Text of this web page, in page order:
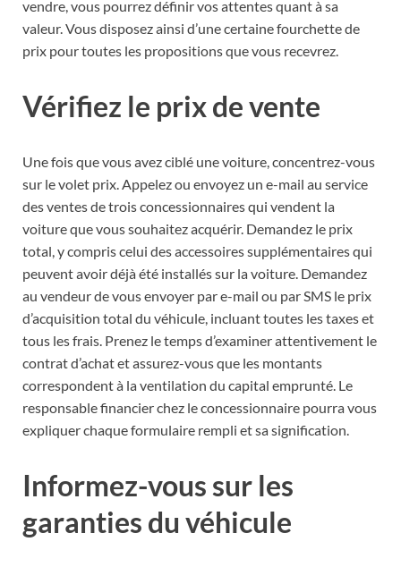
vendre, vous pourrez définir vos attentes quant à sa
valeur. Vous disposez ainsi d’une certaine fourchette de
prix pour toutes les propositions que vous recevrez.
Vérifiez le prix de vente
Une fois que vous avez ciblé une voiture, concentrez-vous
sur le volet prix. Appelez ou envoyez un e-mail au service
des ventes de trois concessionnaires qui vendent la
voiture que vous souhaitez acquérir. Demandez le prix
total, y compris celui des accessoires supplémentaires qui
peuvent avoir déjà été installés sur la voiture. Demandez
au vendeur de vous envoyer par e-mail ou par SMS le prix
d’acquisition total du véhicule, incluant toutes les taxes et
tous les frais. Prenez le temps d’examiner attentivement le
contrat d’achat et assurez-vous que les montants
correspondent à la ventilation du capital emprunté. Le
responsable financier chez le concessionnaire pourra vous
expliquer chaque formulaire rempli et sa signification.
Informez-vous sur les
garanties du véhicule